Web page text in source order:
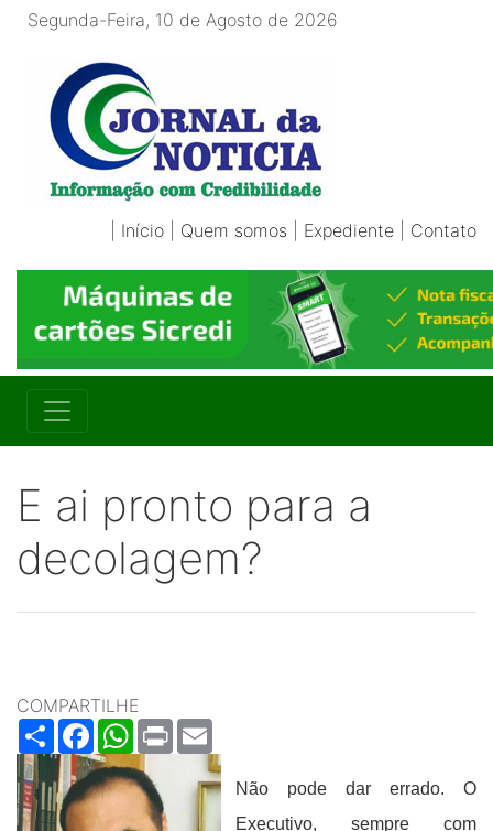
Segunda-Feira, 10 de Agosto de 2026
Início Quem somos Expediente Contato
E ai pronto para a
decolagem?
COMPARTILHE
ShareFacebookWhatsApp
Print
Não pode dar errado. O
Executivo, sempre com